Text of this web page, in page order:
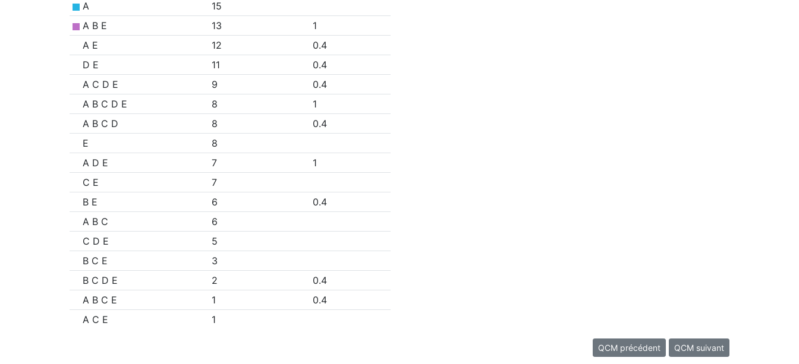
A
15
A B E
13
1
A E
12
0.4
D E
11
0.4
A C D E
9
0.4
A B C D E
8
1
A B C D
8
0.4
E
8
A D E
7
1
C E
7
B E
6
0.4
A B C
6
C D E
5
B C E
3
B C D E
2
0.4
A B C E
1
0.4
A C E
1
QCM précédent QCM suivant